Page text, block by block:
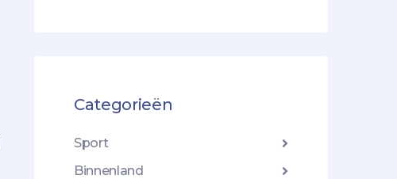
Categorieën
Sport
Binnenland